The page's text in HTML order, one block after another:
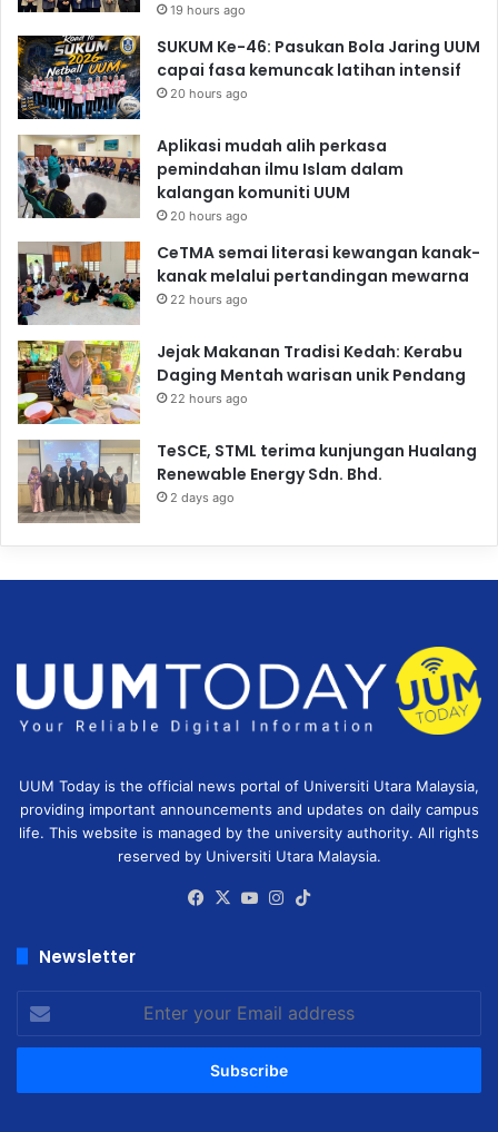
19 hours ago
SUKUM Ke-46: Pasukan Bola Jaring UUM
capai fasa kemuncak latihan intensif
20 hours ago
Aplikasi mudah alih perkasa
pemindahan ilmu Islam dalam
kalangan komuniti UUM
20 hours ago
CeTMA semai literasi kewangan kanak-
kanak melalui pertandingan mewarna
22 hours ago
Jejak Makanan Tradisi Kedah: Kerabu
Daging Mentah warisan unik Pendang
22 hours ago
TeSCE, STML terima kunjungan Hualang
Renewable Energy Sdn. Bhd.
2 days ago
UUM Today is the official news portal of Universiti Utara Malaysia,
providing important announcements and updates on daily campus
life. This website is managed by the university authority. All rights
reserved by Universiti Utara Malaysia.
Facebook
X YouTubeInstagram
Newsletter
your
Email